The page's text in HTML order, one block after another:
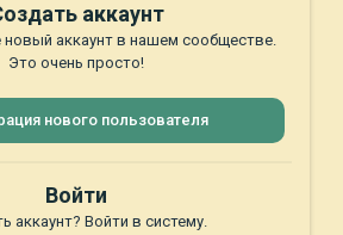
аккаунт
новый аккаунт в нашем сообществе.
Это очень просто!
нового пользователя
Войти
аккаунт? Войти в систему.